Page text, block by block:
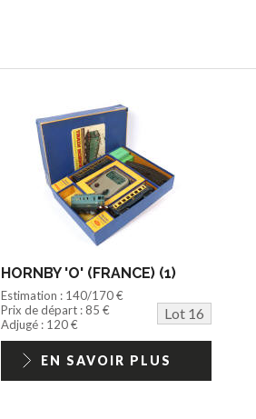
HORNBY 'O' (FRANCE) (1)
Estimation : 140/170 €
Prix de départ : 85 €
Lot 16
Adjugé : 120 €
EN SAVOIR PLUS